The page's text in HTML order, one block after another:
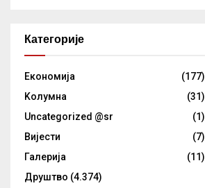
Категорије
Eкономија
(177)
Kолумнa
(31)
Uncategorized @sr
(1)
Вијести
(7)
Галерија
(11)
Друштво (4.374)